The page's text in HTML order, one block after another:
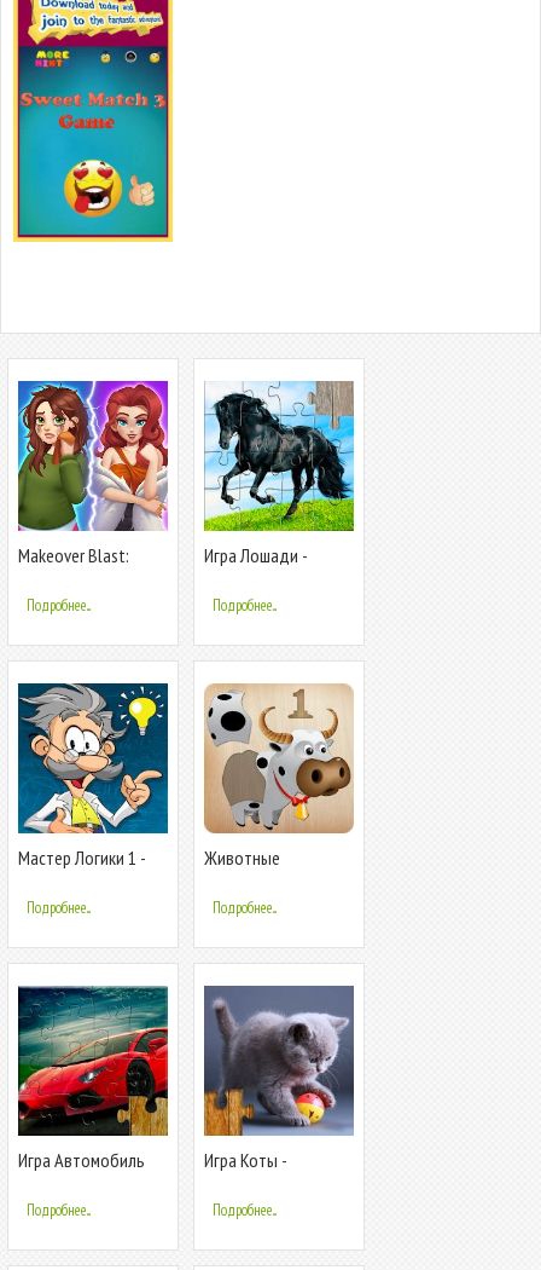
Makeover Blast:
Подробнее...
Игра Лошади -
детей и взрослых
Подробнее...
Мастер Логики 1 -
головоломка
Подробнее...
Животные
детей
Подробнее...
Игра Автомобиль
детей и взрослых
Подробнее...
Игра Коты -
детей и взрослых
Подробнее...